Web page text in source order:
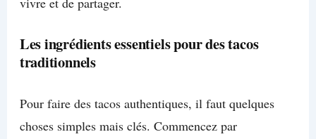
Les ingrédients essentiels pour des tacos
traditionnels
Pour faire des tacos authentiques, il faut quelques
choses simples mais clés. Commencez par